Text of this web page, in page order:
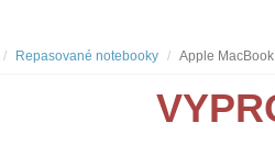
Repasované notebooky Apple